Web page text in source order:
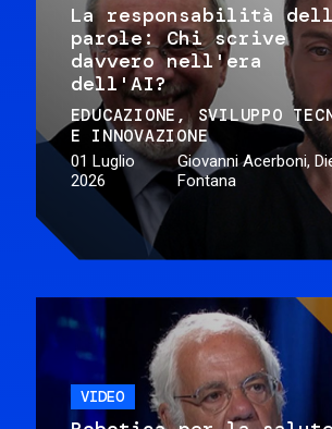
La responsabilità
parole: Chi scrive
davvero nell'era
dell'AI?
EDUCAZIONE
SVILUPPO
E INNOVAZIONE
01 Luglio
2026
Giovanni Acerboni,
Fontana
VIDEO